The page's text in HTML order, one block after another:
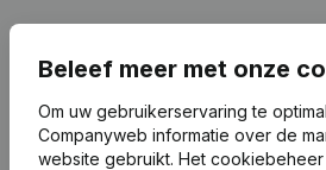
Beleef meer met onze
Om uw gebruikerservaring te
Companyweb informatie over de
website gebruikt. Het cookiebeheer
Nederlands